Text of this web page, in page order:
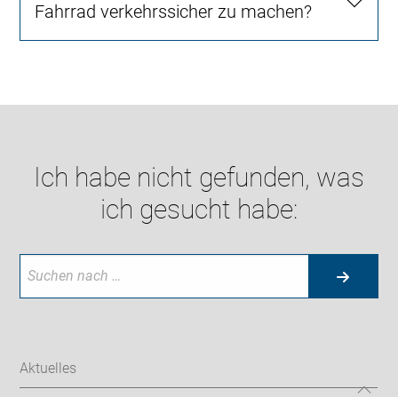
Fahrrad verkehrssicher zu machen?
Ich habe nicht gefunden, was
ich gesucht habe:
Aktuelles